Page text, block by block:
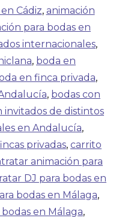
Cádiz, animación
para bodas en
internacionales,
, boda en
en finca privada,
, bodas con
invitados de distintos
en Andalucía,
privadas, carrito
animación para
DJ para bodas en
bodas en Málaga,
en Málaga,